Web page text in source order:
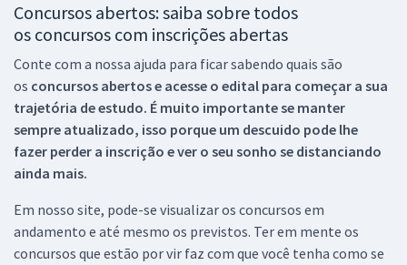
Concursos abertos: saiba sobre todos
os concursos com inscrições abertas
Conte com a nossa ajuda para ficar sabendo quais são
os concursos abertos e acesse o edital para começar a sua
trajetória de estudo. É muito importante se manter
sempre atualizado, isso porque um descuido pode lhe
fazer perder a inscrição e ver o seu sonho se distanciando
ainda mais.
Em nosso site, pode-se visualizar os concursos em
andamento e até mesmo os previstos. Ter em mente os
concursos que estão por vir faz com que você tenha como se